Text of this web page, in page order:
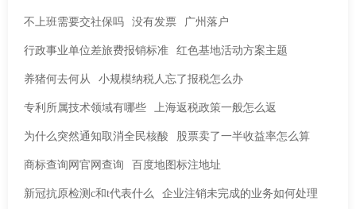
不上班需要交社保吗 没有发票 广州落户
行政事业单位差旅费报销标准 红色基地活动方案主题
养猪何去何从 小规模纳税人忘了报税怎么办
专利所属技术领域有哪些 上海返税政策一般怎么返
为什么突然通知取消全民核酸 股票卖了一半收益率怎么算
商标查询网官网查询 百度地图标注地址
新冠抗原检测c和t代表什么 企业注销未完成的业务如何处理